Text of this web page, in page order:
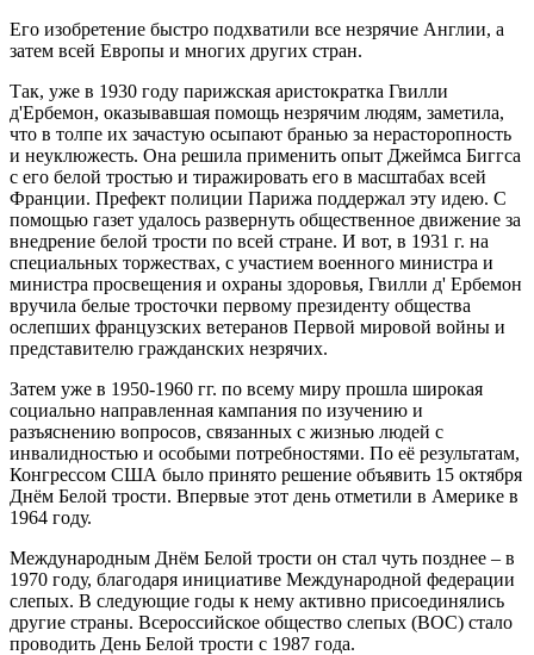
Его изобретение быстро подхватили все незрячие Англии, а
затем всей Европы и многих других стран.
Так, уже в 1930 году парижская аристократка Гвилли
д'Ербемон, оказывавшая помощь незрячим людям, заметила,
что в толпе их зачастую осыпают бранью за нерасторопность
и неуклюжесть. Она решила применить опыт Джеймса Биггса
с его белой тростью и тиражировать его в масштабах всей
Франции. Префект полиции Парижа поддержал эту идею. С
помощью газет удалось развернуть общественное движение за
внедрение белой трости по всей стране. И вот, в 1931 г. на
специальных торжествах, с участием военного министра и
министра просвещения и охраны здоровья, Гвилли д' Ербемон
вручила белые тросточки первому президенту общества
ослепших французских ветеранов Первой мировой войны и
представителю гражданских незрячих.
Затем уже в 1950-1960 гг. по всему миру прошла широкая
социально направленная кампания по изучению и
разъяснению вопросов, связанных с жизнью людей с
инвалидностью и особыми потребностями. По её результатам,
Конгрессом США было принято решение объявить 15 октября
Днём Белой трости. Впервые этот день отметили в Америке в
1964 году.
Международным Днём Белой трости он стал чуть позднее – в
1970 году, благодаря инициативе Международной федерации
слепых. В следующие годы к нему активно присоединялись
другие страны. Всероссийское общество слепых (ВОС) стало
проводить День Белой трости с 1987 года.